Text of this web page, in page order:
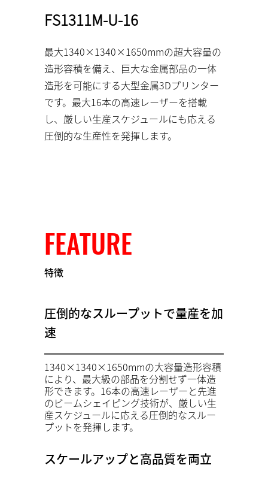
FS1311M-U-16
最大1340×1340×1650mmの超大容量の
造形容積を備え、巨大な金属部品の一体
造形を可能にする大型金属3Dプリンター
です。最大16本の高速レーザーを搭載
し、厳しい生産スケジュールにも応える
圧倒的な生産性を発揮します。
FEATURE
特徴
圧倒的なスループットで量産を加
速
1340×1340×1650mmの大容量造形容積
により、最大級の部品を分割せず一体造
形できます。16本の高速レーザーと先進
のビームシェイピング技術が、厳しい生
産スケジュールに応える圧倒的なスルー
プットを発揮します。
スケールアップと高品質を両立